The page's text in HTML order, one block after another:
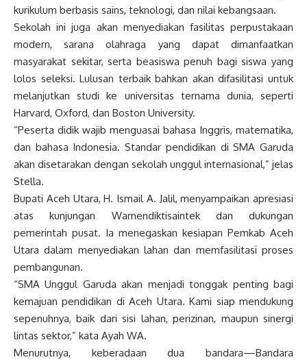
kurikulum berbasis sains, teknologi, dan nilai kebangsaan.
Sekolah ini juga akan menyediakan fasilitas perpustakaan
modern, sarana olahraga yang dapat dimanfaatkan
masyarakat sekitar, serta beasiswa penuh bagi siswa yang
lolos seleksi. Lulusan terbaik bahkan akan difasilitasi untuk
melanjutkan studi ke universitas ternama dunia, seperti
Harvard, Oxford, dan Boston University.
“Peserta didik wajib menguasai bahasa Inggris, matematika,
dan bahasa Indonesia. Standar pendidikan di SMA Garuda
akan disetarakan dengan sekolah unggul internasional,” jelas
Stella.
Bupati Aceh Utara, H. Ismail A. Jalil, menyampaikan apresiasi
atas kunjungan Wamendiktisaintek dan dukungan
pemerintah pusat. Ia menegaskan kesiapan Pemkab Aceh
Utara dalam menyediakan lahan dan memfasilitasi proses
pembangunan.
“SMA Unggul Garuda akan menjadi tonggak penting bagi
kemajuan pendidikan di Aceh Utara. Kami siap mendukung
sepenuhnya, baik dari sisi lahan, perizinan, maupun sinergi
lintas sektor,” kata Ayah WA.
Menurutnya, keberadaan dua bandara—Bandara